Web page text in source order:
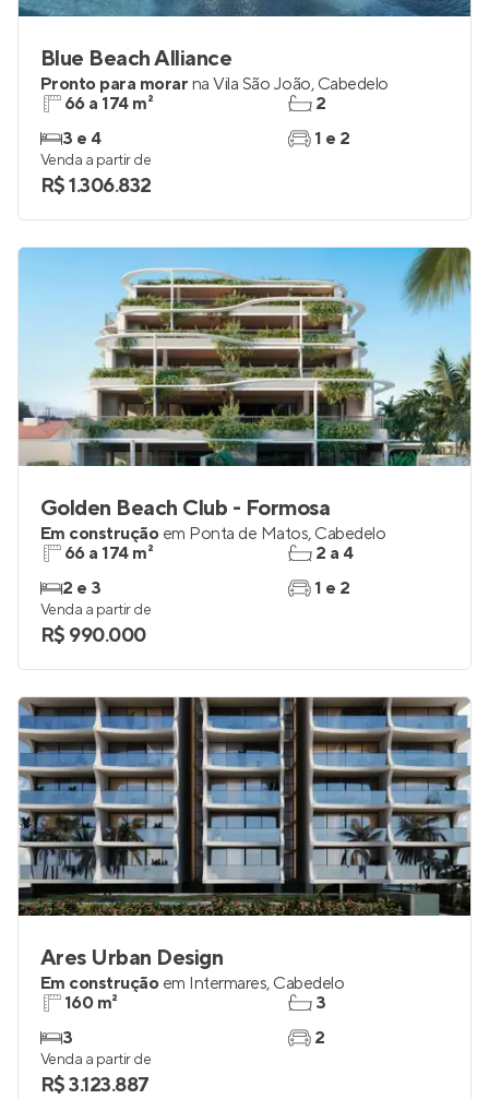
Blue Beach Alliance
Pronto para morar na Vila São João, Cabedelo
66 a 174 m²
3 e 4
2
1 e 2
Venda a partir de
R$ 1.306.832
Golden Beach Club - Formosa
Em construção em Ponta de Matos, Cabedelo
66 a 174 m²
2 e 3
2 a 4
1 e 2
Venda a partir de
R$ 990.000
Ares Urban Design
Em construção em Intermares, Cabedelo
160 m²
3
3
2
Venda a partir de
R$ 3.123.887